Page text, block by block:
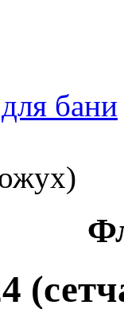
бани